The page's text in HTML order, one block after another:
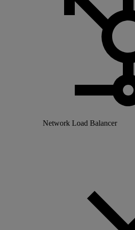
Network Load Balancer